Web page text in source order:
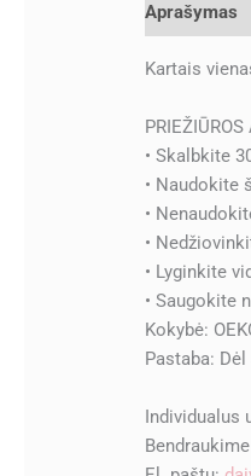
Aprašymas
Kartais
• Skalbkite
• Naudokite
•
•
• Lyginkite
• Saugokite
Kokybė:
Pastaba:
Individualus